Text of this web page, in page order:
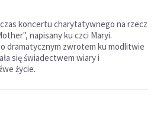
koncertu charytatywnego na rzecz
napisany ku czci Maryi.
dramatycznym zwrotem ku modlitwie
się świadectwem wiary i
życie.